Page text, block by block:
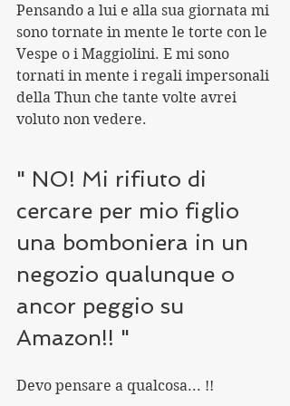
Pensando a lui e alla sua giornata mi
sono tornate in mente le torte con le
Vespe o i Maggiolini. E mi sono
tornati in mente i regali impersonali
della Thun che tante volte avrei
voluto non vedere.
" NO! Mi rifiuto di
cercare per mio figlio
una bomboniera in un
negozio qualunque o
ancor peggio su
Amazon!! "
Devo pensare a qualcosa... !!